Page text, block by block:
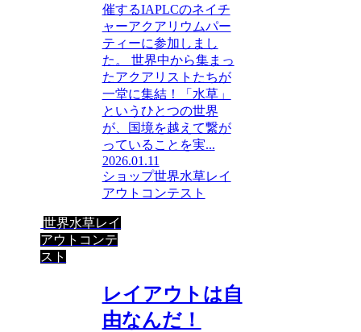
催するIAPLCのネイチ
ャーアクアリウムパー
ティーに参加しまし
た。 世界中から集まっ
たアクアリストたちが
一堂に集結！「水草」
というひとつの世界
が、国境を越えて繋が
っていることを実...
2026.01.11
ショップ世界水草レイ
アウトコンテスト
世界水草レイ
アウトコンテ
スト
レイアウトは自
由なんだ！